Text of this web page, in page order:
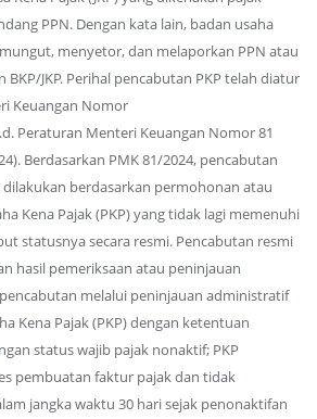
PPN. Dengan kata lain, badan usaha
menyetor, dan melaporkan PPN atau
BKP/JKP. Perihal pencabutan PKP telah diatur
Keuangan Nomor
Peraturan Menteri Keuangan Nomor 81
Berdasarkan PMK 81/2024, pencabutan
berdasarkan permohonan atau
Kena Pajak (PKP) yang tidak lagi memenuhi
statusnya secara resmi. Pencabutan resmi
hasil pemeriksaan atau peninjauan
melalui peninjauan administratif
Kena Pajak (PKP) dengan ketentuan
status wajib pajak nonaktif; PKP
pembuatan faktur pajak dan tidak
jangka waktu 30 hari sejak penonaktifan